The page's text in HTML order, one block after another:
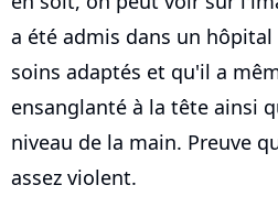
a été admis dans un
soins adaptés et qu'il a
ensanglanté à la tête ainsi
niveau de la main. Preuve
assez violent.